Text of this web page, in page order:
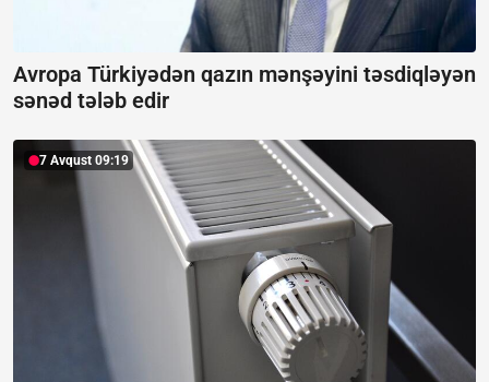
Avropa Türkiyədən qazın mənşəyini təsdiqləyən
sənəd tələb edir
7 Avqust 09:19